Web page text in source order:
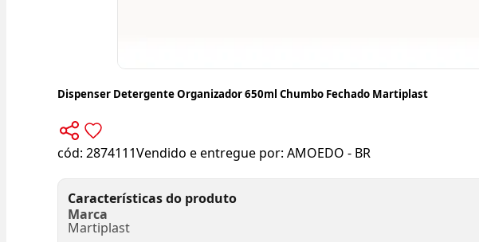
Dispenser Detergente Organizador 650ml Chumbo Fechado Martiplast
cód: 2874111Vendido e entregue por: AMOEDO - BR
Características do produto
Marca
Martiplast